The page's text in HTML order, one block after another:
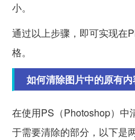
小。
通过以上步骤，即可实现在
格。
如何清除图片中的原有内
在使用PS（Photoshop）中
于需要清除的部分，以下是